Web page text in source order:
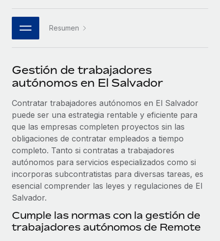
Conectar
Conecta cualquier herramienta de IA con Remote
Optimiza los procesos con herramientas empresariales
esenciales.
SERVICIOS
Pregunta a un experto
Obtén ayuda de gente experta en RR. HH. globales
y cumplimiento normativo.
Comprobaciones de antecedentes
Simplifica los procesos de cribado de candidatos.
Cumplimiento normativo
Adelántate a los riesgos de cumplimiento
ASOCIARSE
Socios tecnológicos estratégicos
Integra la gestión de los RR. HH. globales en tu
Asociarse
Descubre oportunidades de colaborar con nosotros.
Remote Build Próximamente
Consultoría de integraciones y automatización con IA.
CASOS PRÁCTICOS
Webinarios
Información sobre salarios y talento
Obtén ayuda
Consulta todos los recursos
Nómina global
Contractor Management
한국어
中文（简体）Resumen
Gestión de trabajadores
autónomos en El Salvador
Contratar trabajadores autónomos en El Salvador
puede ser una estrategia rentable y eficiente para
que las empresas completen proyectos sin las
obligaciones de contratar empleados a tiempo
completo. Tanto si contratas a trabajadores
autónomos para servicios especializados como si
incorporas subcontratistas para diversas tareas, es
esencial comprender las leyes y regulaciones de El
Salvador.
Cumple las normas con la gestión de
trabajadores autónomos de Remote